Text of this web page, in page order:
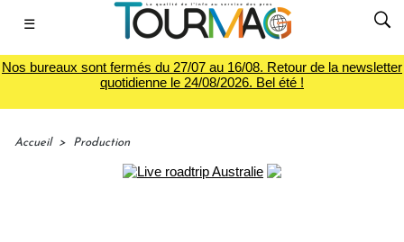
☰
Nos bureaux sont fermés du 27/07 au 16/08. Retour de la newsletter
quotidienne le 24/08/2026. Bel été !
Accueil > Production